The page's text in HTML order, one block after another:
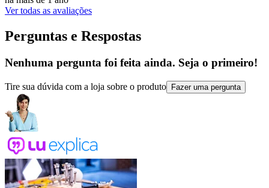
Ver todas as avaliações
Perguntas e Respostas
Nenhuma pergunta foi feita ainda. Seja o primeiro!
Tire sua dúvida com a loja sobre o produto Fazer uma pergunta